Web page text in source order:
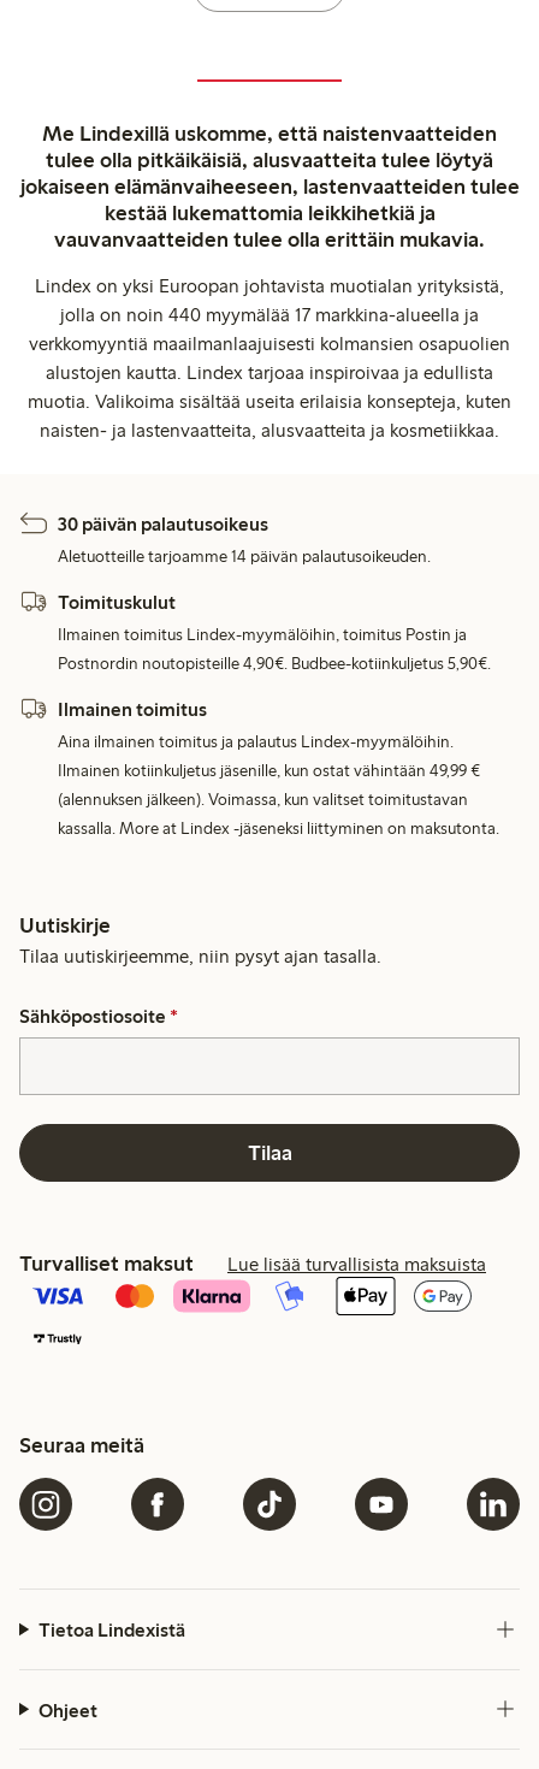
Me Lindexillä uskomme, että naistenvaatteiden
tulee olla pitkäikäisiä, alusvaatteita tulee löytyä
jokaiseen elämänvaiheeseen, lastenvaatteiden tulee
kestää lukemattomia leikkihetkiä ja
vauvanvaatteiden tulee olla erittäin mukavia.
Lindex on yksi Euroopan johtavista muotialan yrityksistä,
jolla on noin 440 myymälää 17 markkina-alueella ja
verkkomyyntiä maailmanlaajuisesti kolmansien osapuolien
alustojen kautta. Lindex tarjoaa inspiroivaa ja edullista
muotia. Valikoima sisältää useita erilaisia konsepteja, kuten
naisten- ja lastenvaatteita, alusvaatteita ja kosmetiikkaa.
30 päivän palautusoikeus
Aletuotteille tarjoamme 14 päivän palautusoikeuden.
Toimituskulut
Ilmainen toimitus Lindex-myymälöihin, toimitus Postin ja
Postnordin noutopisteille 4,90€. Budbee-kotiinkuljetus 5,90€.
Ilmainen toimitus
Aina ilmainen toimitus ja palautus Lindex-myymälöihin.
Ilmainen kotiinkuljetus jäsenille, kun ostat vähintään 49,99 €
(alennuksen jälkeen). Voimassa, kun valitset toimitustavan
kassalla. More at Lindex -jäseneksi liittyminen on maksutonta.
Uutiskirje
Tilaa uutiskirjeemme, niin pysyt ajan tasalla.
Sähköpostiosoite *
Tilaa
Turvalliset maksut Lue lisää turvallisista maksuista
Seuraa meitä
Tietoa Lindexistä
Ohjeet